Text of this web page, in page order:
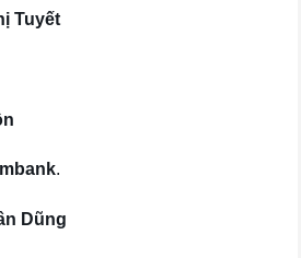
Tuyết
.
Dũng